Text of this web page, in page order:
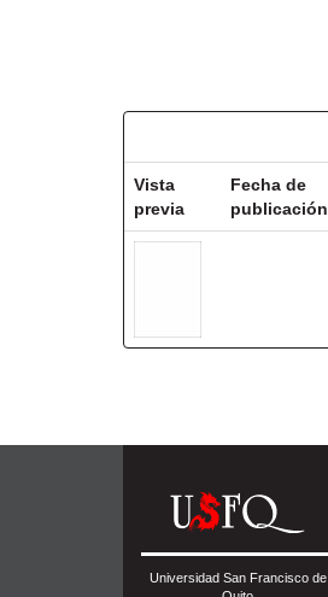
Vista
previa
Fecha de
publicación
Universidad San Francisco de